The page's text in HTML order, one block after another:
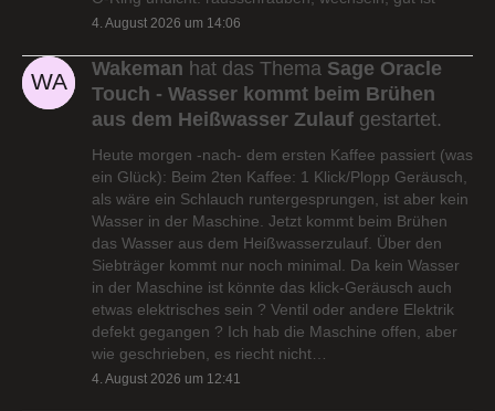
4. August 2026 um 14:06
Wakeman hat das Thema Sage Oracle
Touch - Wasser kommt beim Brühen
aus dem Heißwasser Zulauf gestartet.
Heute morgen -nach- dem ersten Kaffee passiert (was
ein Glück): Beim 2ten Kaffee: 1 Klick/Plopp Geräusch,
als wäre ein Schlauch runtergesprungen, ist aber kein
Wasser in der Maschine. Jetzt kommt beim Brühen
das Wasser aus dem Heißwasserzulauf. Über den
Siebträger kommt nur noch minimal. Da kein Wasser
in der Maschine ist könnte das klick-Geräusch auch
etwas elektrisches sein ? Ventil oder andere Elektrik
defekt gegangen ? Ich hab die Maschine offen, aber
wie geschrieben, es riecht nicht…
4. August 2026 um 12:41